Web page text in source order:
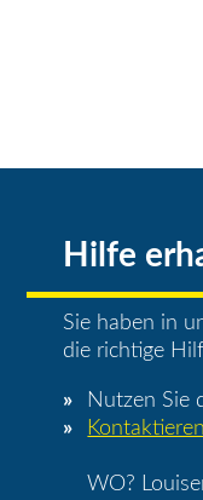
Hilfe
Sie haben in
die richtige
Nutzen Sie
Kontaktieren
WO?